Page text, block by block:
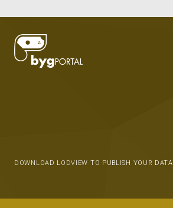
DOWNLOAD LODVIEW TO PUBLISH YOUR DATA